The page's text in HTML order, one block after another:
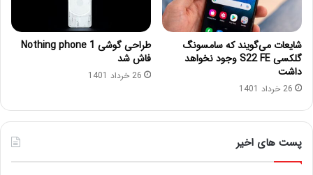
شایعات می‌گویند که سامسونگ
گلکسی S22 FE وجود نخواهد
داشت
26 خرداد 1401
طراحی گوشی Nothing phone 1
فاش شد
26 خرداد 1401
پست های اخیر